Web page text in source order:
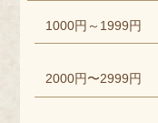
1000円～1999円
2000円〜2999円